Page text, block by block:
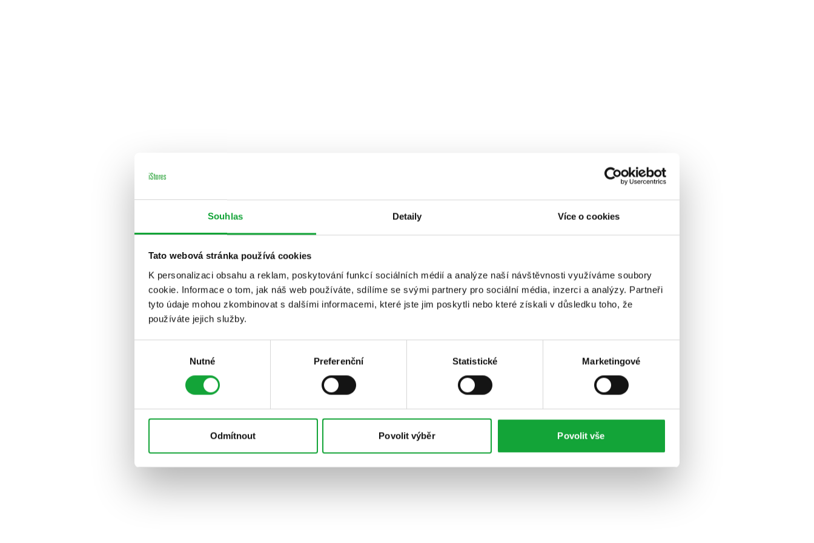
Souhlas Detaily Více o cookies
Tato webová stránka používá cookies
K personalizaci obsahu a reklam, poskytování funkcí sociálních médií a analýze naší návštěvnosti využíváme soubory
cookie. Informace o tom, jak náš web používáte, sdílíme se svými partnery pro sociální média, inzerci a analýzy. Partneři
tyto údaje mohou zkombinovat s dalšími informacemi, které jste jim poskytli nebo které získali v důsledku toho, že
používáte jejich služby.
Nutné Preferenční Statistické Marketingové
Odmítnout Povolit výběr Povolit vše